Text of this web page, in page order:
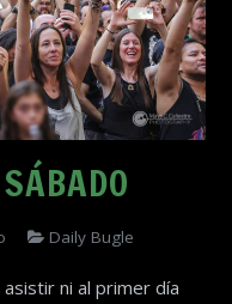
Daily Bugle
ni al primer día